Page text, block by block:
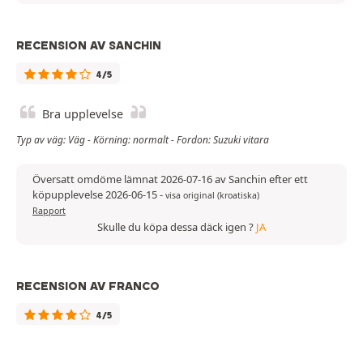
RECENSION AV SANCHIN
4/5
Bra upplevelse
Typ av väg: Väg - Körning: normalt - Fordon: Suzuki vitara
Översatt omdöme lämnat 2026-07-16 av Sanchin efter ett
köpupplevelse 2026-06-15- visa original (kroatiska)
Rapport
Skulle du köpa dessa däck igen ? JA
RECENSION AV FRANCO
4/5